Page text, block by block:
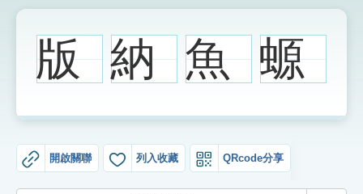
生字詞彙表
示
示
圖
版 納 魚 螈
開啟關聯 列入收藏 QRcode分享